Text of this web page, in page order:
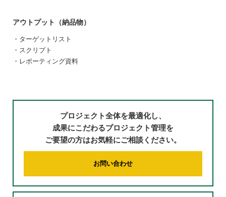
アウトプット（納品物）
・ターゲットリスト
・スクリプト
・レポーティング資料
プロジェクト全体を最適化し、
成果にこだわるプロジェクト管理を
ご要望の方はお気軽にご相談ください。
お問い合わせ